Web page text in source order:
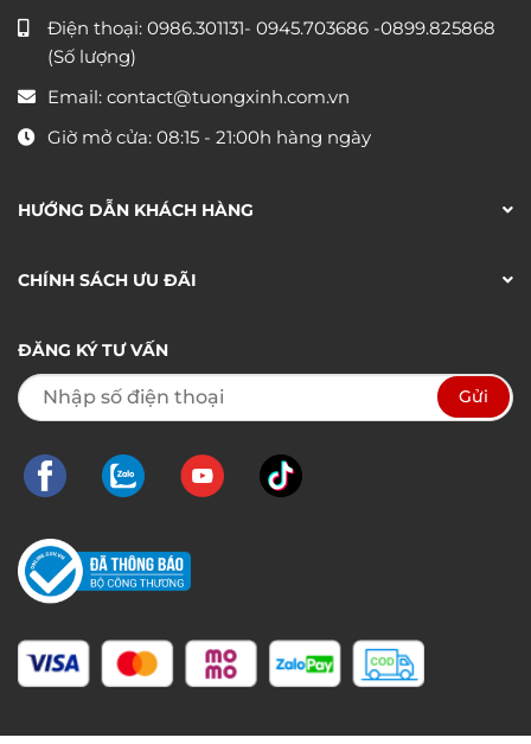
Điện thoại: 0986.301131- 0945.703686 -0899.825868
(Số lượng)
Email: contact@tuongxinh.com.vn
Giờ mở cửa: 08:15 - 21:00h hàng ngày
HƯỚNG DẪN KHÁCH HÀNG
CHÍNH SÁCH ƯU ĐÃI
ĐĂNG KÝ TƯ VẤN